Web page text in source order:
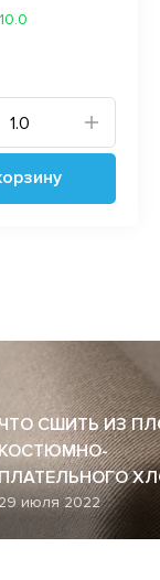
10.0
ЧТО СШИТЬ ИЗ
КОСТЮМНО-
ПЛАТЕЛЬНОГО
29 июля 2022